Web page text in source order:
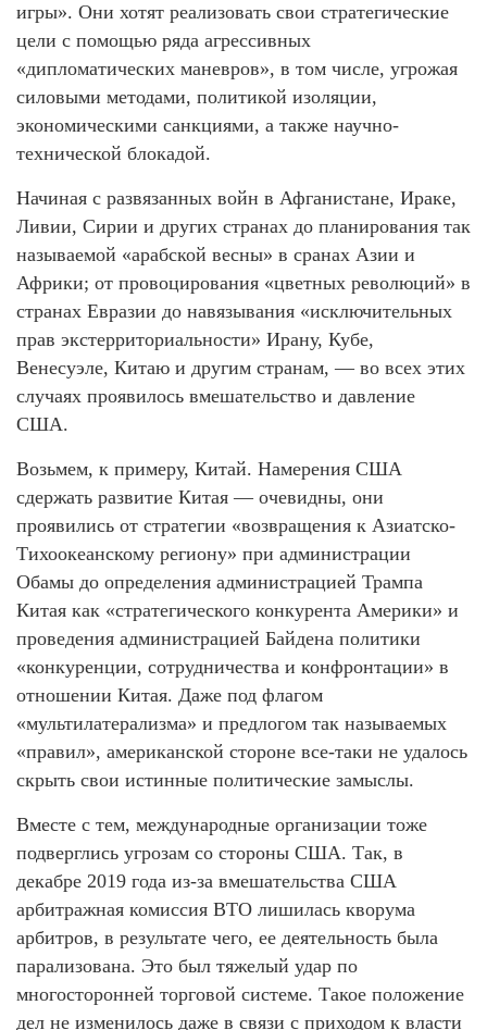
игры». Они хотят реализовать свои стратегические
цели с помощью ряда агрессивных
«дипломатических маневров», в том числе, угрожая
силовыми методами, политикой изоляции,
экономическими санкциями, а также научно-
технической блокадой.
Начиная с развязанных войн в Афганистане, Ираке,
Ливии, Сирии и других странах до планирования так
называемой «арабской весны» в сранах Азии и
Африки; от провоцирования «цветных революций» в
странах Евразии до навязывания «исключительных
прав экстерриториальности» Ирану, Кубе,
Венесуэле, Китаю и другим странам, — во всех этих
случаях проявилось вмешательство и давление
США.
Возьмем, к примеру, Китай. Намерения США
сдержать развитие Китая — очевидны, они
проявились от стратегии «возвращения к Азиатско-
Тихоокеанскому региону» при администрации
Обамы до определения администрацией Трампа
Китая как «стратегического конкурента Америки» и
проведения администрацией Байдена политики
«конкуренции, сотрудничества и конфронтации» в
отношении Китая. Даже под флагом
«мультилатерализма» и предлогом так называемых
«правил», американской стороне все-таки не удалось
скрыть свои истинные политические замыслы.
Вместе с тем, международные организации тоже
подверглись угрозам со стороны США. Так, в
декабре 2019 года из-за вмешательства США
арбитражная комиссия ВТО лишилась кворума
арбитров, в результате чего, ее деятельность была
парализована. Это был тяжелый удар по
многосторонней торговой системе. Такое положение
дел не изменилось даже в связи с приходом к власти